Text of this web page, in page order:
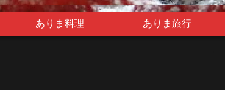
ありま料理 ありま旅行